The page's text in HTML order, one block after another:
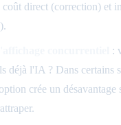
coût direct (correction) et
:
déjà l'IA ? Dans certains
crée un désavantage